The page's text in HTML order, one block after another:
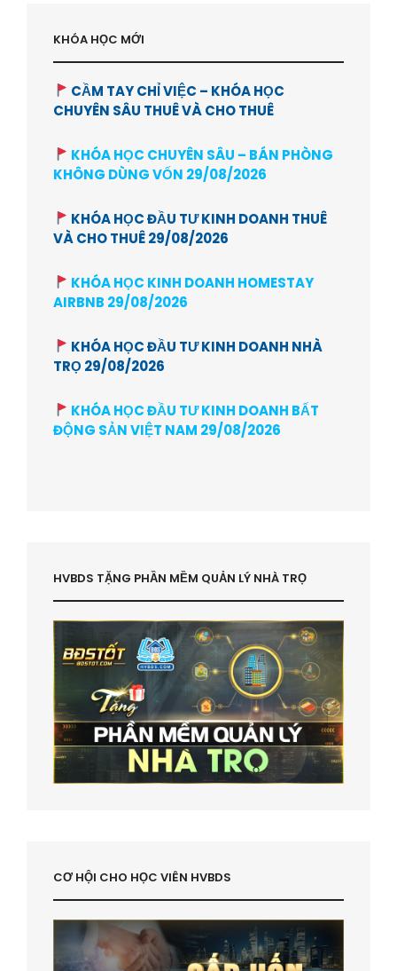
KHÓA HỌC MỚI
CẦM TAY CHỈ VIỆC – KHÓA HỌC
CHUYÊN SÂU THUÊ VÀ CHO THUÊ
KHÓA HỌC CHUYÊN SÂU – BÁN PHÒNG
KHÔNG DÙNG VỐN 29/08/2026
KHÓA HỌC ĐẦU TƯ KINH DOANH THUÊ
VÀ CHO THUÊ 29/08/2026
KHÓA HỌC KINH DOANH HOMESTAY
AIRBNB 29/08/2026
KHÓA HỌC ĐẦU TƯ KINH DOANH NHÀ
TRỌ 29/08/2026
KHÓA HỌC ĐẦU TƯ KINH DOANH BẤT
ĐỘNG SẢN VIỆT NAM 29/08/2026
HVBDS TẶNG PHẦN MỀM QUẢN LÝ NHÀ TRỌ
CƠ HỘI CHO HỌC VIÊN HVBDS